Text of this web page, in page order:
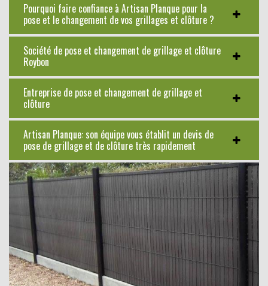
Pourquoi faire confiance à Artisan Planque pour la
pose et le changement de vos grillages et clôture ?
Société de pose et changement de grillage et clôture
Roybon
Entreprise de pose et changement de grillage et
clôture
Artisan Planque: son équipe vous établit un devis de
pose de grillage et de clôture très rapidement